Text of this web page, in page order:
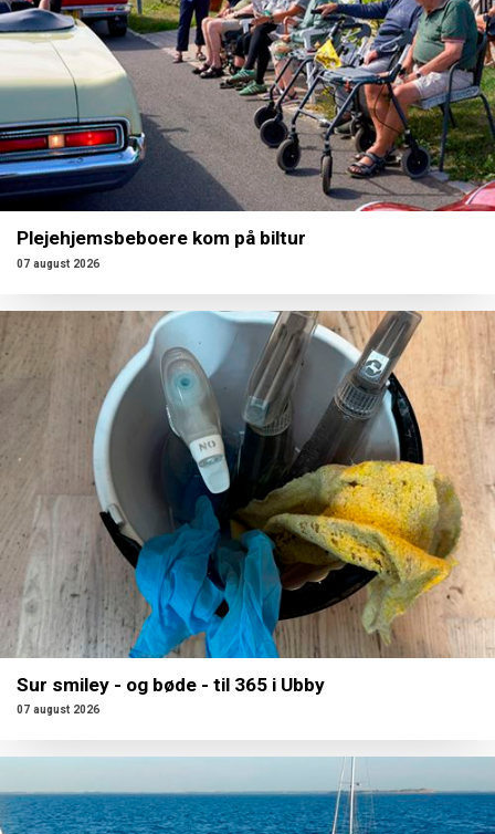
Plejehjemsbeboere kom på biltur
07 august 2026
Sur smiley - og bøde - til 365 i Ubby
07 august 2026